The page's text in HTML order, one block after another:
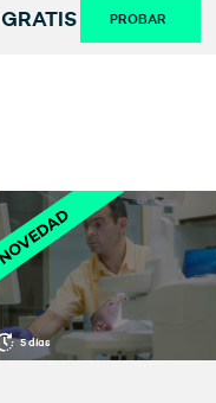
GRATIS PROBAR
5 días